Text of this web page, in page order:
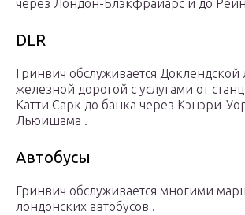
через Лондон-Блэкфрайарс и до
DLR
Гринвич обслуживается Доклендской
железной дорогой с услугами от
Катти Сарк до банка через Кэнэри-
Льюишама .
Автобусы
Гринвич обслуживается многими
лондонских автобусов .